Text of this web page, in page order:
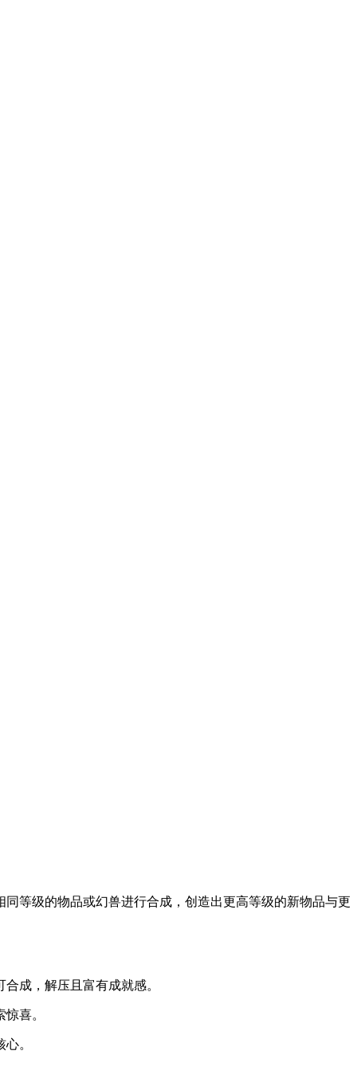
等级的物品或幻兽进行合成，创造出更高等级的新物品与更
成，解压且富有成就感。
喜。
。